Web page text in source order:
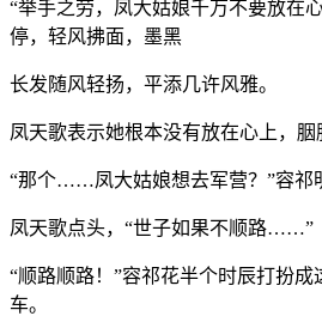
“举手之劳，凤大姑娘千万不要放在
停，轻风拂面，墨黑
长发随风轻扬，平添几许风雅。
凤天歌表示她根本没有放在心上，胭
“那个……凤大姑娘想去军营？”容祁
凤天歌点头，“世子如果不顺路……”
“顺路顺路！”容祁花半个时辰打扮
车。